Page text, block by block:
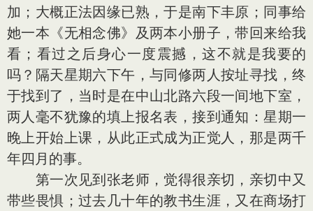
加；大概正法因缘已熟，于是南下丰原；同事给
她一本《无相念佛》及两本小册子，带回来给我
看；看过之后身心一度震撼，这不就是我要的
吗？隔天星期六下午，与同修两人按址寻找，终
于找到了，当时是在中山北路六段一间地下室，
两人毫不犹豫的填上报名表，接到通知：星期一
晚上开始上课，从此正式成为正觉人，那是两千
年四月的事。
第一次见到张老师，觉得很亲切，亲切中又
带些畏惧；过去几十年的教书生涯，又在商场打